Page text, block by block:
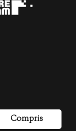
Compris